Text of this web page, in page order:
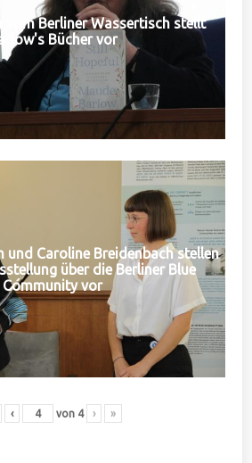
vom Berliner Wassertisch stellt
Bücher vor
und Caroline Breidenbach stellen
über die Berliner Blue
Community vor
‹ von 4 › »